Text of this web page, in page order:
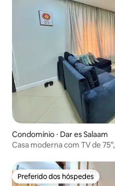
Condomínio ⋅ Dar es Salaam
Casa moderna com TV de
Preferido dos hóspedes
Preferido dos hóspedes